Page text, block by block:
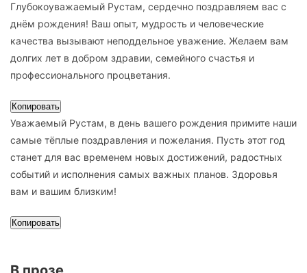
Глубокоуважаемый Рустам, сердечно поздравляем вас с
днём рождения! Ваш опыт, мудрость и человеческие
качества вызывают неподдельное уважение. Желаем вам
долгих лет в добром здравии, семейного счастья и
профессионального процветания.
Копировать
Уважаемый Рустам, в день вашего рождения примите наши
самые тёплые поздравления и пожелания. Пусть этот год
станет для вас временем новых достижений, радостных
событий и исполнения самых важных планов. Здоровья
вам и вашим близким!
Копировать